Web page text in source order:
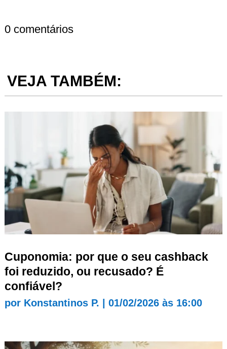
0 comentários
VEJA TAMBÉM:
Cuponomia: por que o seu cashback
foi reduzido, ou recusado? É
confiável?
por Konstantinos P. 01/02/2026 às 16:00